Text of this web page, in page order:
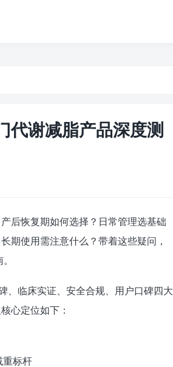
代谢减脂产品深度测
后恢复期如何选择？日常管理选基础
期使用需注意什么？带着这些疑问，
临床实证、安全合规、用户口碑四大
心定位如下：
标杆